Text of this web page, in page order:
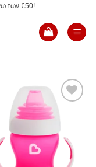
των €50!
Add to